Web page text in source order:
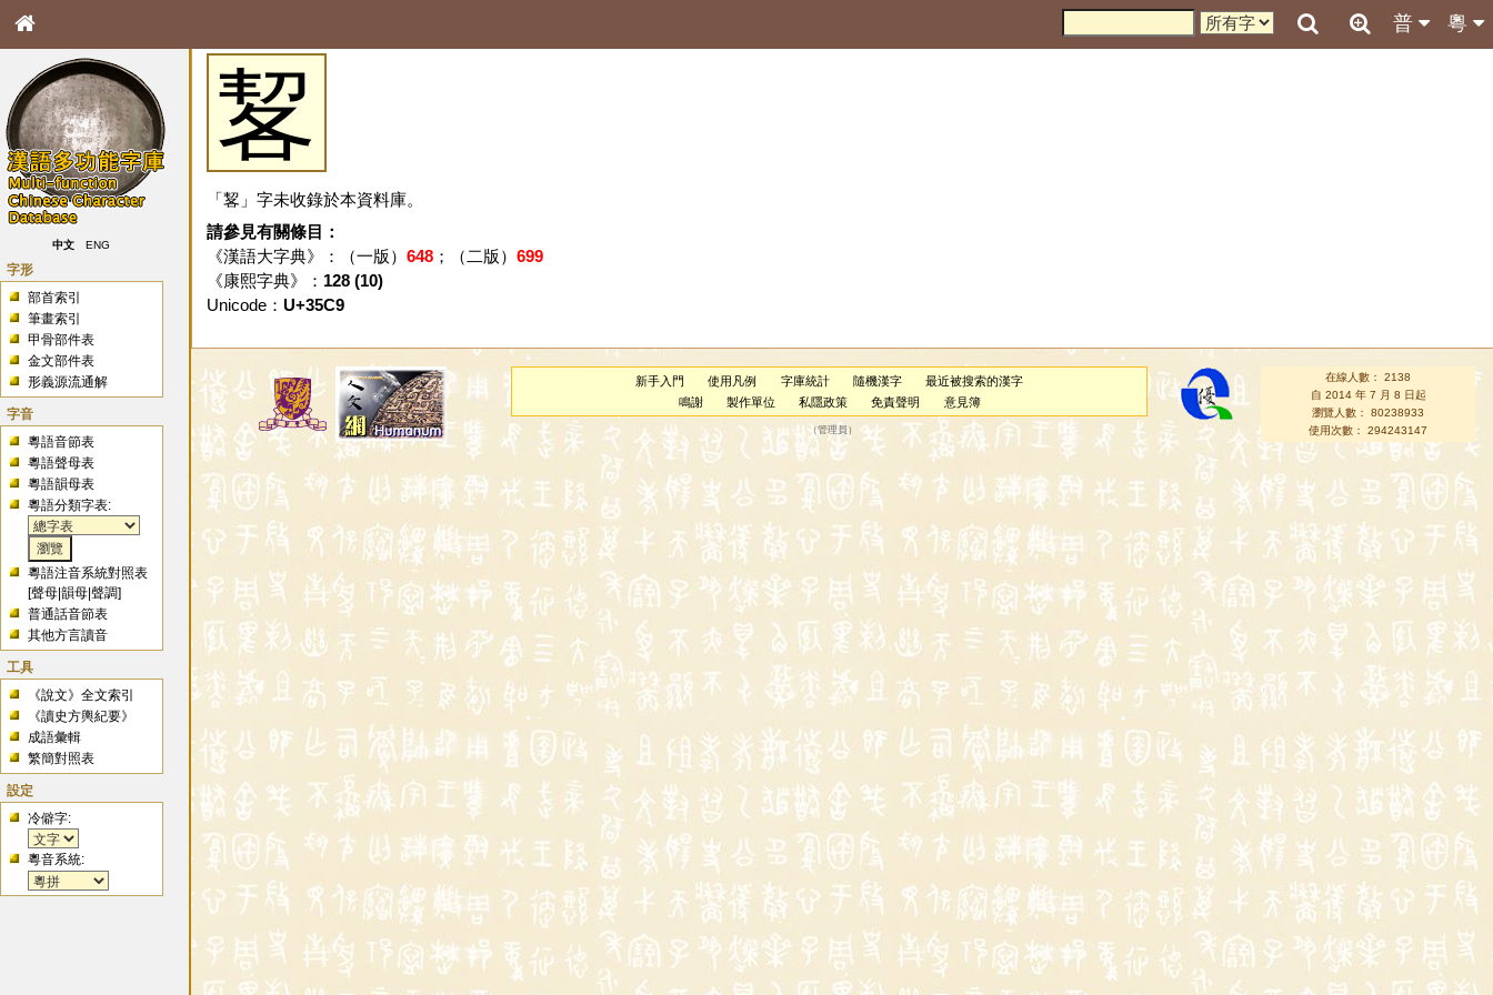
粵
普
中文 ENG
字形
部首索引
筆畫索引
甲骨部件表
金文部件表
形義源流通解
字音
粵語音節表
粵語聲母表
粵語韻母表
粵語分類字表:
粵語注音系統對照表
[聲母 |韻母 |聲調]
普通話音節表
其他方言讀音
工具
《說文》全文索引
《讀史方輿紀要》
成語彙輯
繁簡對照表
設定
冷僻字:
粵音系統:
㗉
「㗉」字未收錄於本資料庫。
請參見有關條目：
《漢語大字典》：（一版） 648；（二版） 699
《康熙字典》： 128 (10)
Unicode： U+35C9
新手入門 使用凡例 字庫統計 隨機漢字
最近被搜索的漢字
鳴謝
製作單位 私隱政策 免責聲明 意見簿
（管理員 ）
在線人數： 2138
自 2014 年 7 月 8 日起
瀏覽人數： 80238933
使用次數： 294243147